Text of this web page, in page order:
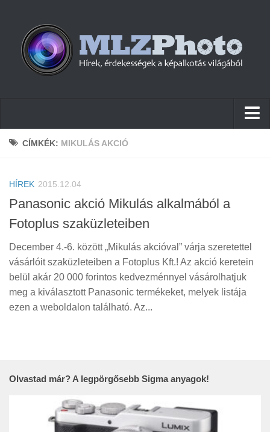
Hírek
Cikkek
Szoftver
Firmware
Tudástár
Tanácsok
Érdekességek
CÍMKÉK: MIKULÁS AKCIÓ
HÍREK 2015.12.04
Panasonic akció Mikulás alkalmából a
Fotoplus szaküzleteiben
December 4.-6. között „Mikulás akcióval” várja szeretettel
vásárlóit szaküzleteiben a Fotoplus Kft.! Az akció keretein
belül akár 20 000 forintos kedvezménnyel vásárolhatjuk
meg a kiválasztott Panasonic termékeket, melyek listája
ezen a weboldalon található. Az...
Olvastad már? A legpörgősebb Sigma anyagok!